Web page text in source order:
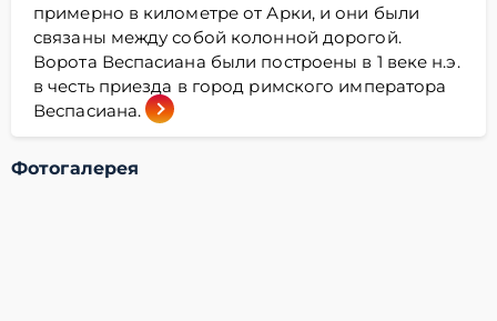
примерно в километре от Арки, и они были
связаны между собой колонной дорогой.
Ворота Веспасиана были построены в 1 веке н.э.
в честь приезда в город римского императора
Веспасиана.
Фотогалерея